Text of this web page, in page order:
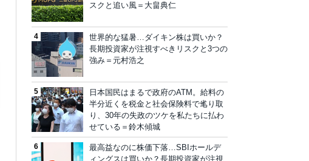
スクと追い風＝大畠典仁
世界的な猛暑…ダイキン株は買いか？
長期投資家が注視すべきリスクと3つの
強み＝元村浩之
日本国民はまるで政府のATM。給料の
半分近くを税金と社会保険料で毟り取
り、30年の失政のツケを私たちに払わ
せている＝鈴木傾城
最高益なのに株価下落…SBIホールデ
ィングスは買いか？長期投資家が注視